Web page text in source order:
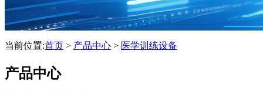
当前位置:首页 > 产品中心 > 医学训练设备
产品中心